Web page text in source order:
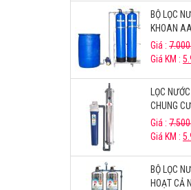
BỘ LỌC
KHOAN
Giá :
Giá KM :
LỌC
CHUNG
Giá :
Giá KM :
BỘ LỌC
HOẠT CẢ